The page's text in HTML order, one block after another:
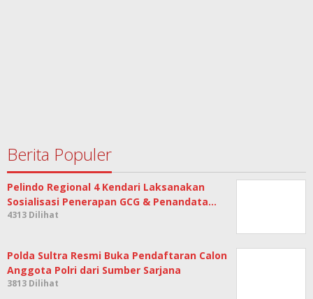
Berita Populer
Pelindo Regional 4 Kendari Laksanakan
Sosialisasi Penerapan GCG & Penandata…
4313 Dilihat
Polda Sultra Resmi Buka Pendaftaran Calon
Anggota Polri dari Sumber Sarjana
3813 Dilihat